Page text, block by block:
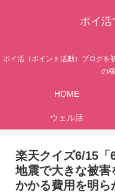
ポイ活
ポイ活（ポイント活動）ブログを
の
HOME
ウェル活
楽天クイズ6/15「
地震で大きな被害
かかる費用を明